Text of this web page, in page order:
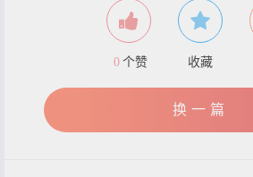
0 个赞 收藏
换一篇